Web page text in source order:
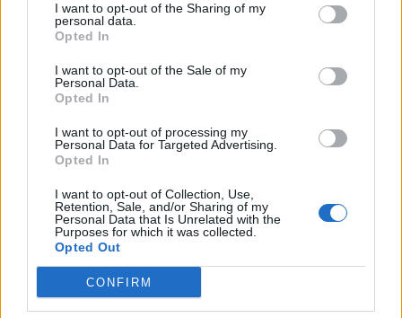
I want to opt-out of the Sharing of my
personal data.
Opted In
I want to opt-out of the Sale of my
Personal Data.
Opted In
I want to opt-out of processing my
Personal Data for Targeted Advertising.
Opted In
I want to opt-out of Collection, Use,
Retention, Sale, and/or Sharing of my
Personal Data that Is Unrelated with the
Purposes for which it was collected.
Opted Out
CONFIRM
Спадането на Дунав принуди Румъния
да възобнови работата на въглищна
06.08.2026 / 15:30